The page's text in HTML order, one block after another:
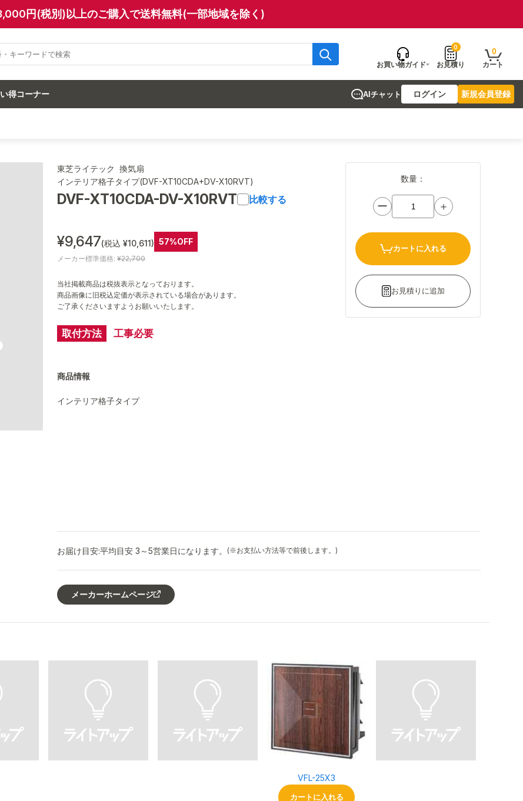
円(税別)以上のご購入で送料無料(一部地域を除く)
お買い物ガイド
0
お見積り
0
カート
得コーナー AIチャット ログイン 新規会員登録
東芝ライテック 換気扇
インテリア格子タイプ(DVF-XT10CDA+DV-X10RVT)
DVF-XT10CDA-DV-X10RVT 比較する
¥9,647(税込 ¥10,611) 57%OFF
メーカー標準価格: ¥22,700
当社掲載商品は税抜表示となっております。
商品画像に旧税込定価が表示されている場合があります。
ご了承くださいますようお願いいたします。
取付方法 工事必要
数量：
ー ＋
カートに入れる
お見積りに追加
お届け目安:平均目安 3～5営業日になります。 (※お支払い方法等で前後します。)
商品情報
インテリア格子タイプ
メーカーホームページ
VFL-25X3
カートに入れる